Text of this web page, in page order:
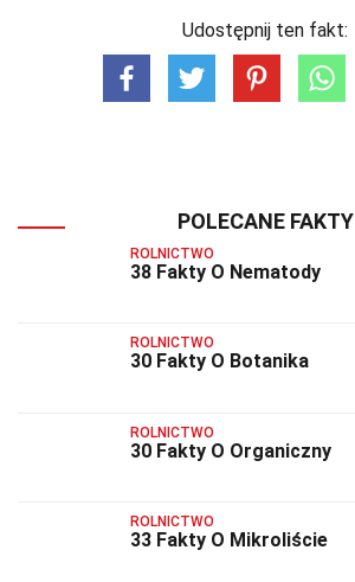
Udostępnij ten fakt:
POLECANE FAKTY
ROLNICTWO
38 Fakty O Nematody
ROLNICTWO
30 Fakty O Botanika
ROLNICTWO
30 Fakty O Organiczny
ROLNICTWO
33 Fakty O Mikroliście